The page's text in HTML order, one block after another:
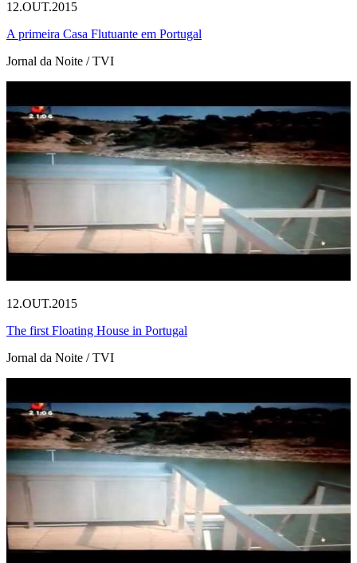
12.OUT.2015
A primeira Casa Flutuante em Portugal
Jornal da Noite / TVI
12.OUT.2015
The first Floating House in Portugal
Jornal da Noite / TVI